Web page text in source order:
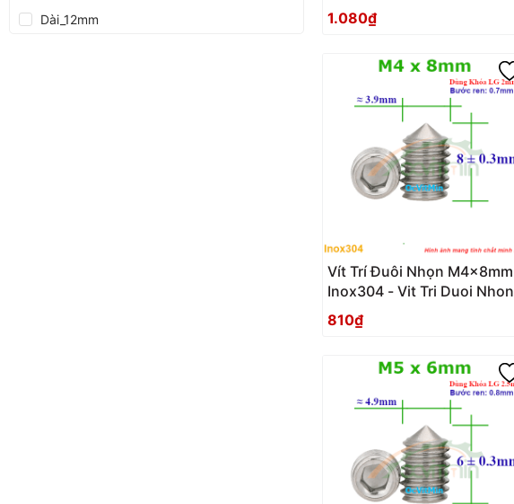
Dài_12mm
1.080₫
Vít Trí Đuôi Nhọn M4x8mm
Inox304 - Vit Tri Duoi Nhon
810₫